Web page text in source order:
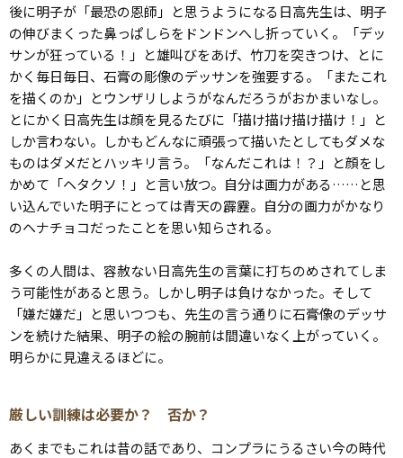
後に明子が「最恐の恩師」と思うようになる日高先生は、明子
の伸びまくった鼻っぱしらをドンドンへし折っていく。「デッ
サンが狂っている！」と雄叫びをあげ、竹刀を突きつけ、とに
かく毎日毎日、石膏の彫像のデッサンを強要する。「またこれ
を描くのか」とウンザリしようがなんだろうがおかまいなし。
とにかく日高先生は顔を見るたびに「描け描け描け描け！」と
しか言わない。しかもどんなに頑張って描いたとしてもダメな
ものはダメだとハッキリ言う。「なんだこれは！？」と顔をし
かめて「ヘタクソ！」と言い放つ。自分は画力がある……と思
い込んでいた明子にとっては青天の霹靂。自分の画力がかなり
のヘナチョコだったことを思い知らされる。
多くの人間は、容赦ない日高先生の言葉に打ちのめされてしま
う可能性があると思う。しかし明子は負けなかった。そして
「嫌だ嫌だ」と思いつつも、先生の言う通りに石膏像のデッサ
ンを続けた結果、明子の絵の腕前は間違いなく上がっていく。
明らかに見違えるほどに。
厳しい訓練は必要か？ 否か？
あくまでもこれは昔の話であり、コンプラにうるさい今の時代